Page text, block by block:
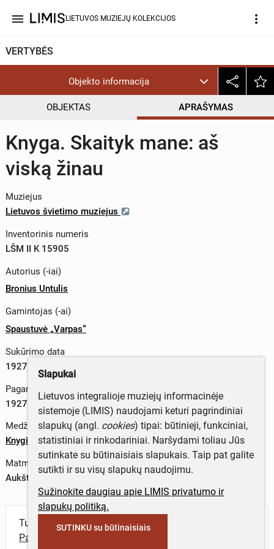
menu LIETUVOS MUZIEJŲ KOLEKCIJOS more_vert
VERTYBĖS
Objekto informacija
OBJEKTAS APRAŠYMAS
Knyga. Skaityk mane: aš
viską žinau
Muziejus
Lietuvos švietimo muziejus
Inventorinis numeris
LŠM II K 15905
Autorius (-iai)
Bronius Untulis
Gamintojas (-ai)
Spaustuvė „Varpas“
Sukūrimo data
1927 m.
Pagaminimo data
1927 m.
Medžiagos
Knyginis popierius; poligrafiniai dažai
Matmenys
Aukštis x plotis – 17 x 12,7 cm (1995 m.)
Turite daugiau informacijos apie objektą?
Parašykite mums!
Slapukai
Lietuvos integralioje muziejų informacinėje
sistemoje (LIMIS) naudojami keturi pagrindiniai
slapukų (angl. cookies) tipai: būtinieji, funkciniai,
statistiniai ir rinkodariniai. Naršydami toliau Jūs
sutinkate su būtinaisiais slapukais. Taip pat galite
sutikti ir su visų slapukų naudojimu.
Sužinokite daugiau apie LIMIS privatumo ir
slapukų politiką.
SUTINKU su būtinaisiais